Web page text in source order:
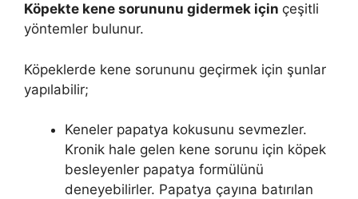
Köpekte kene sorununu gidermek için çeşitli
yöntemler bulunur.
Köpeklerde kene sorununu geçirmek için şunlar
yapılabilir;
Keneler papatya kokusunu sevmezler.
Kronik hale gelen kene sorunu için köpek
besleyenler papatya formülünü
deneyebilirler. Papatya çayına batırılan